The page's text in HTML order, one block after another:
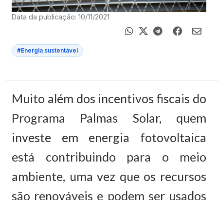
Data da publicação: 10/11/2021
#Energia sustentável
Muito além dos incentivos fiscais do
Programa Palmas Solar, quem
investe em energia fotovoltaica
está contribuindo para o meio
ambiente, uma vez que os recursos
são renováveis e podem ser usados